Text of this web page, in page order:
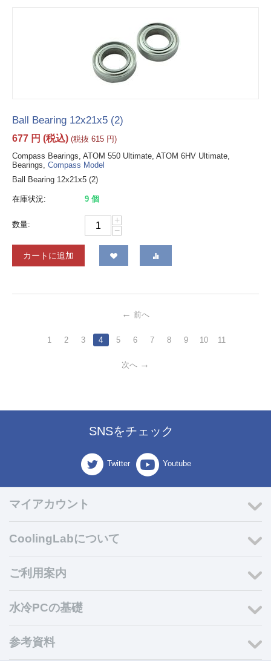
Ball Bearing 12x21x5 (2)
677 円 (税込) (税抜 615 円)
Compass Bearings, ATOM 550 Ultimate, ATOM 6HV Ultimate,
Bearings, Compass Model
Ball Bearing 12x21x5 (2)
在庫状況: 9 個
数量:
+
−
カートに追加
前へ
1 2 3 4 5 6 7 8 9 10 11
次へ
SNSをチェック
Twitter Youtube
マイアカウント
CoolingLabについて
ご利用案内
水冷PCの基礎
参考資料